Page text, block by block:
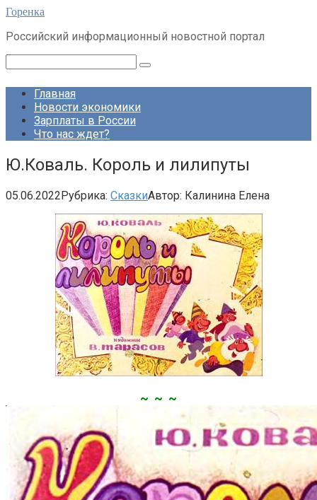
Перейти
контенту
Горенка
Российский информационный новостной портал
Главная
Новости экономики
Зарплаты в России
Что нас ждет?
Ю.Коваль. Король и лилипуты
05.06.2022Рубрика: СказкиАвтор: Калинина Елена
~ ~ ~